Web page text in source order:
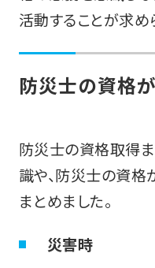
活動することが求め
防災士の資格
防災士の資格取得
識や、防災士の資格
まとめました。
災害時